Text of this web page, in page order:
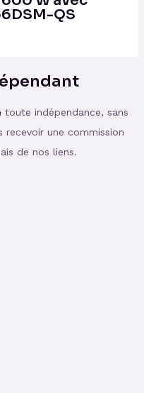
QS
toute indépendance, sans
recevoir une commission
de nos liens.